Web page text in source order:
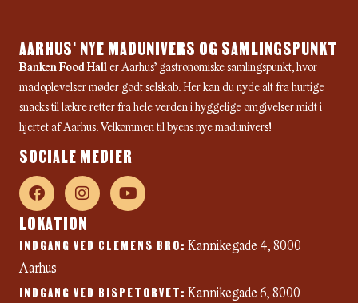
AARHUS' NYE MADUNIVERS OG SAMLINGSPUNKT
Banken Food Hall er Aarhus’ gastronomiske samlingspunkt, hvor
madoplevelser møder godt selskab. Her kan du nyde alt fra hurtige
snacks til lækre retter fra hele verden i hyggelige omgivelser midt i
hjertet af Aarhus. Velkommen til byens nye madunivers!
SOCIALE MEDIER
F
a
c
e
b
o
k
I
n
s
t
a
a
Y
o
u
u
LOKATION
INDGANG VED CLEMENS BRO: Kannikegade 4, 8000
Aarhus
INDGANG VED BISPETORVET: Kannikegade 6, 8000